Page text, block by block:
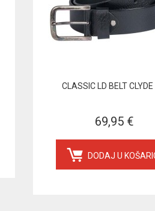
CLASSIC LD BELT CLYDE
69,95 €
DODAJ U